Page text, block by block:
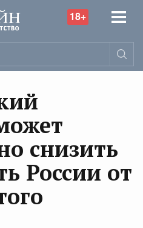
18+
снизить
России от